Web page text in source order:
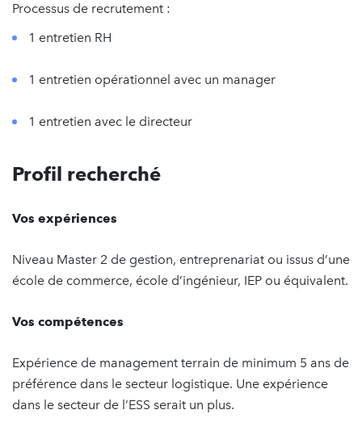
Processus de recrutement :
1 entretien RH
1 entretien opérationnel avec un manager
1 entretien avec le directeur
Profil recherché
Vos expériences
Niveau Master 2 de gestion, entreprenariat ou issus d’une
école de commerce, école d’ingénieur, IEP ou équivalent.
Vos compétences
Expérience de management terrain de minimum 5 ans de
préférence dans le secteur logistique. Une expérience
dans le secteur de l’ESS serait un plus.